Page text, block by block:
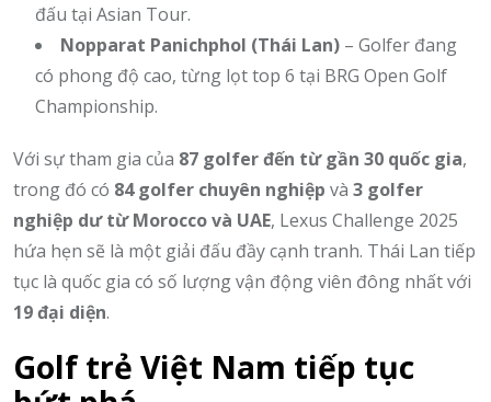
đấu tại Asian Tour.
Nopparat Panichphol (Thái Lan) – Golfer đang
có phong độ cao, từng lọt top 6 tại BRG Open Golf
Championship.
Với sự tham gia của 87 golfer đến từ gần 30 quốc gia,
trong đó có 84 golfer chuyên nghiệp và 3 golfer
nghiệp dư từ Morocco và UAE, Lexus Challenge 2025
hứa hẹn sẽ là một giải đấu đầy cạnh tranh. Thái Lan tiếp
tục là quốc gia có số lượng vận động viên đông nhất với
19 đại diện.
Golf trẻ Việt Nam tiếp tục